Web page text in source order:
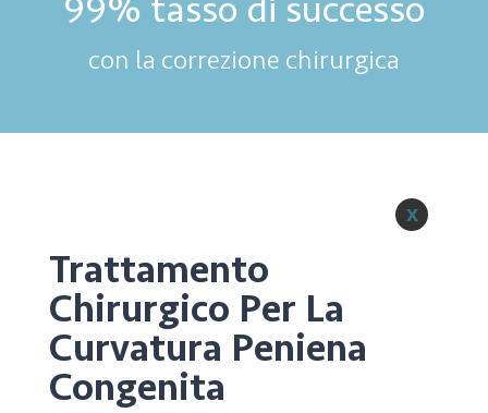
99% tasso di successo
con la correzione chirurgica
Trattamento
Chirurgico Per La
Curvatura Peniena
Congenita
x